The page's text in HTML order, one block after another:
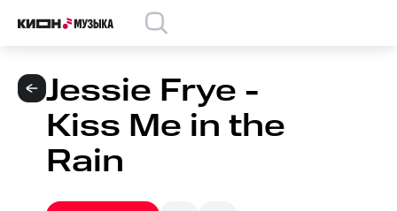
Jessie Frye -
Kiss Me in the
Rain